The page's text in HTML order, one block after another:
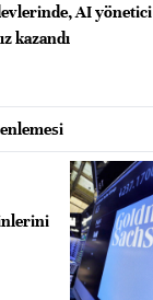
AI yönetici
kazandı